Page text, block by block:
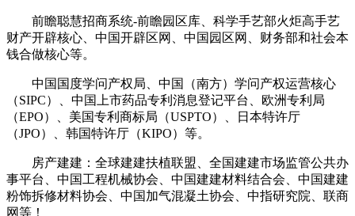
前瞻聪慧招商系统-前瞻园区库、科学手艺部火炬高手艺
财产开辟核心、中国开辟区网、中国园区网、财务部和社会本
钱合做核心等。
中国国度学问产权局、中国（南方）学问产权运营核心
（SIPC）、中国上市药品专利消息登记平台、欧洲专利局
（EPO）、美国专利商标局（USPTO）、日本特许厅
（JPO）、韩国特许厅（KIPO）等。
房产建建：全球建建扶植联盟、全国建建市场监管公共办
事平台、中国工程机械协会、中国建建材料结合会、中国建建
粉饰拆修材料协会、中国加气混凝土协会、中指研究院、联商
网等！